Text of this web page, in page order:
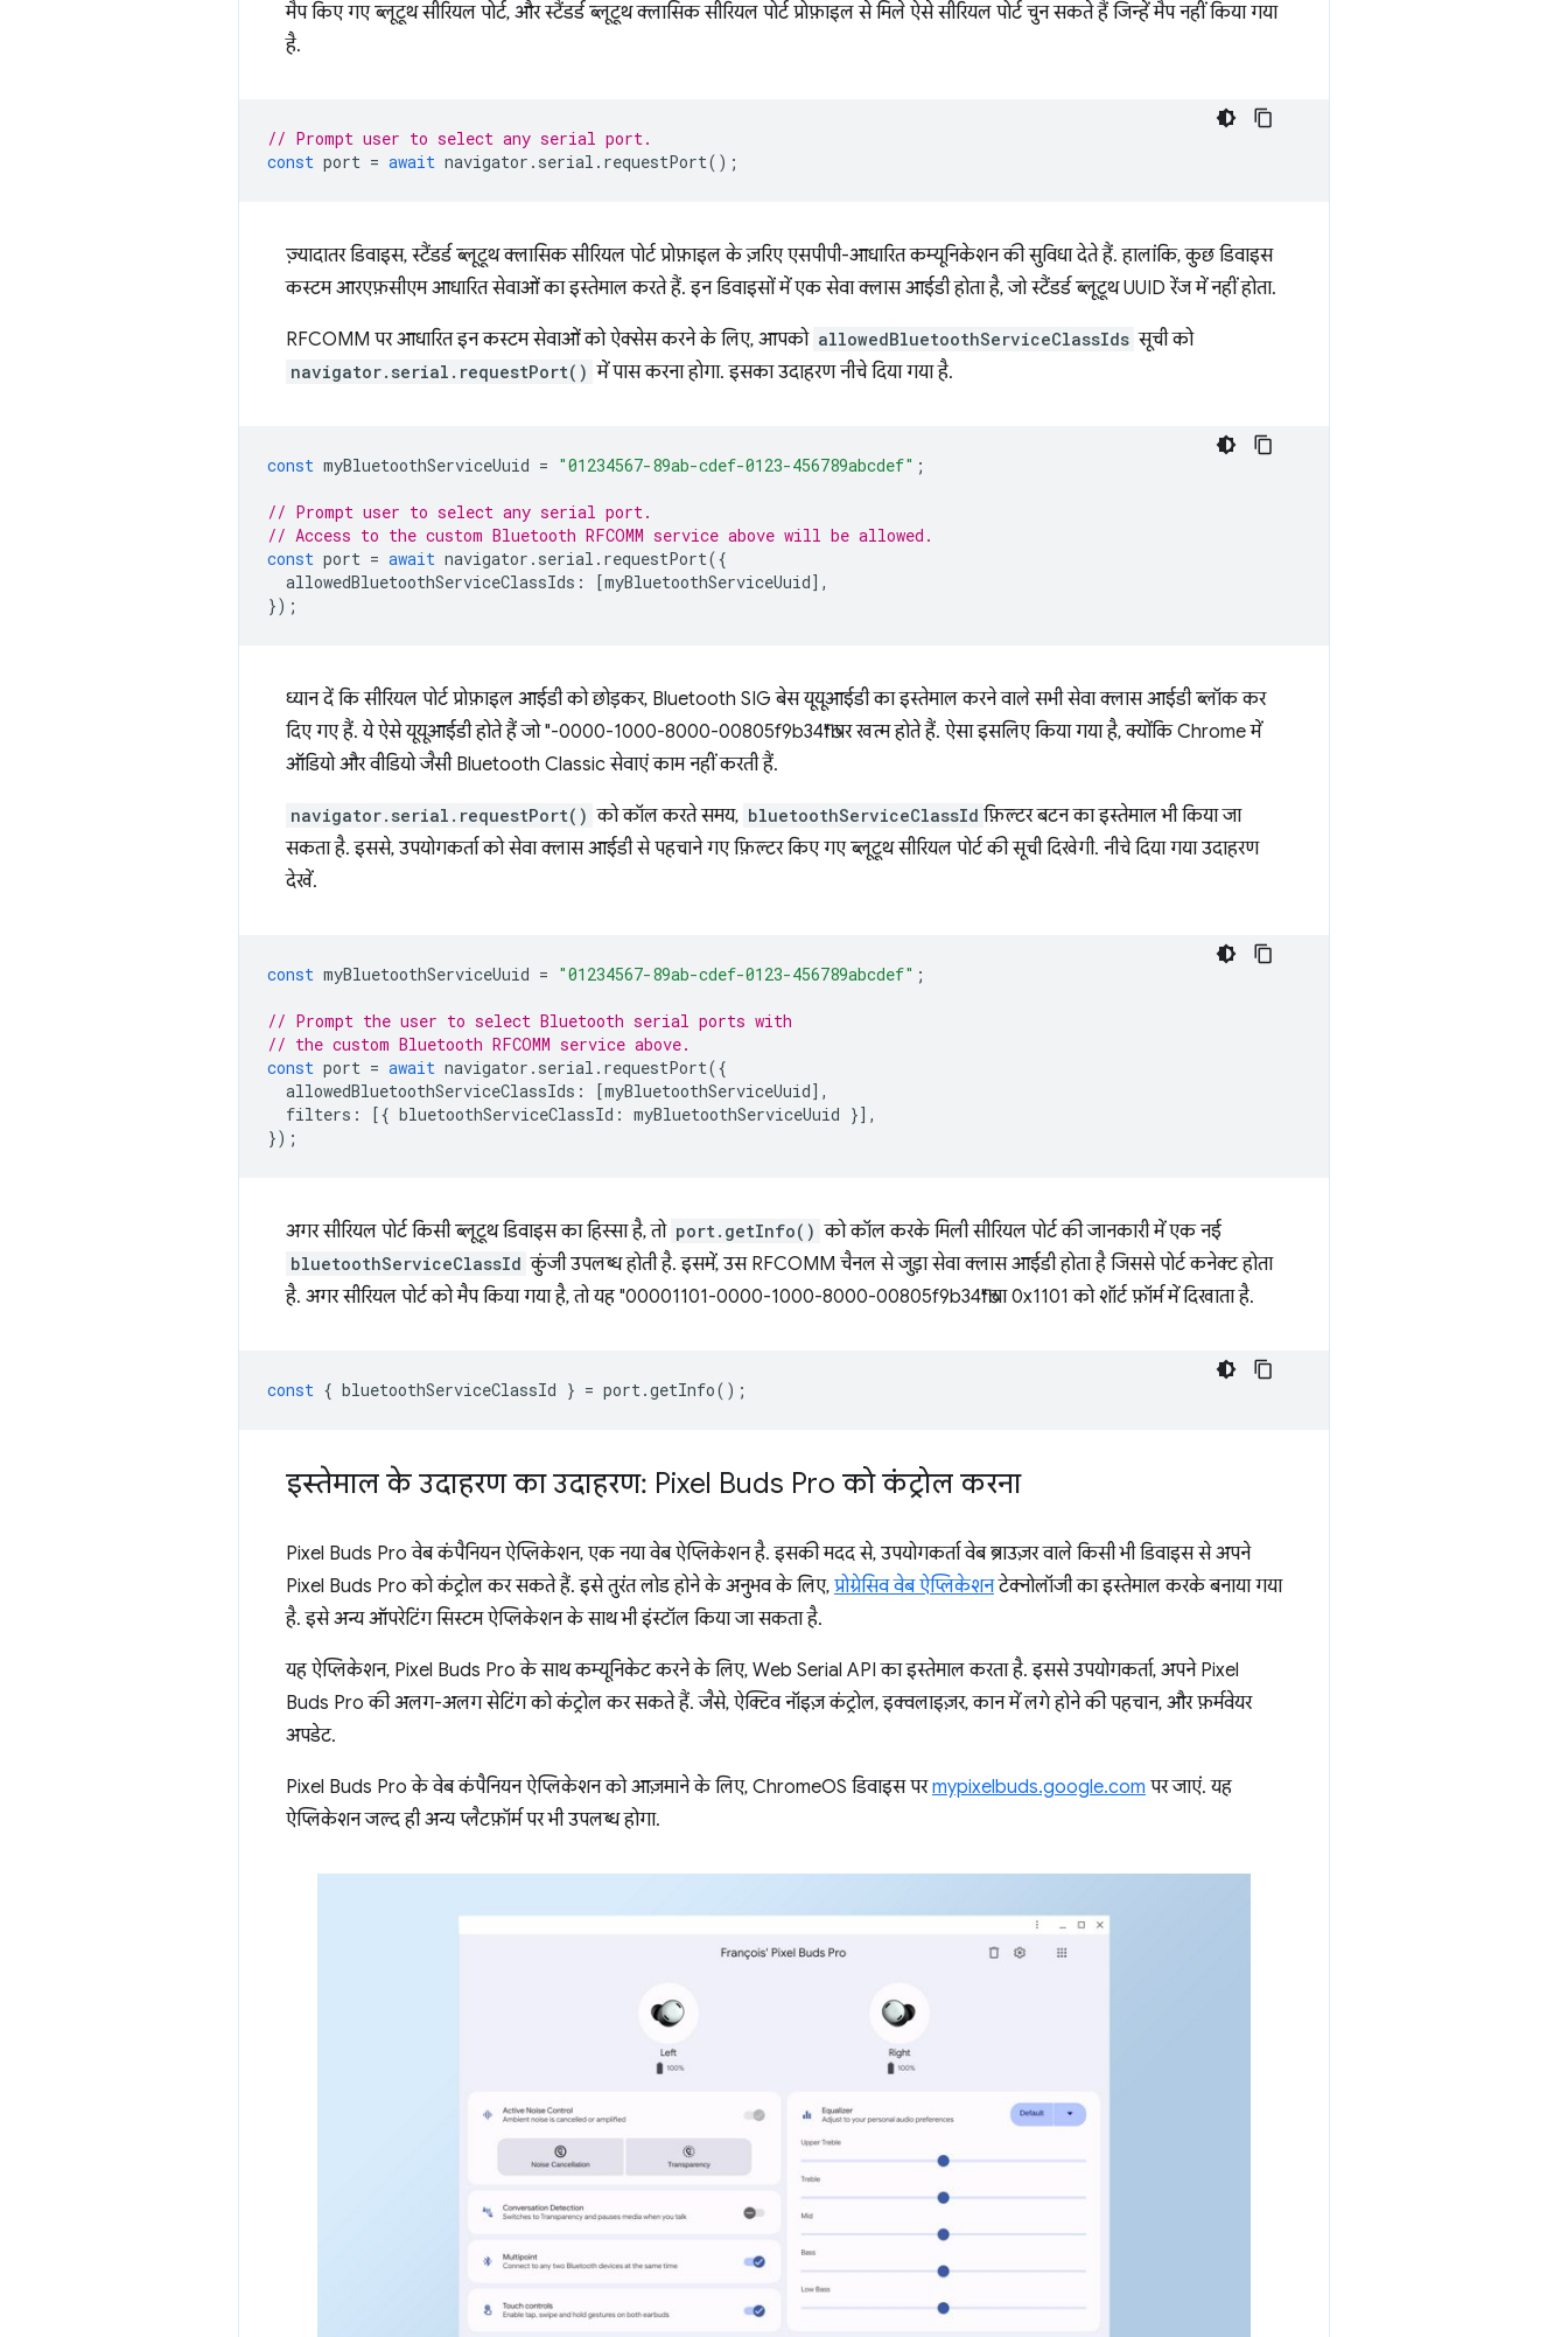
मैप किए गए ब्लूटूथ सीरियल पोर्ट, और स्टैंडर्ड ब्लूटूथ क्लासिक सीरियल पोर्ट प्रोफ़ाइल से मिले ऐसे सीरियल पोर्ट चुन सकते हैं जिन्हें मैप नहीं किया गया
है.
// Prompt user to select any serial port.
const port = await navigator . serial . requestPort();
ज़्यादातर डिवाइस, स्टैंडर्ड ब्लूटूथ क्लासिक सीरियल पोर्ट प्रोफ़ाइल के ज़रिए एसपीपी-आधारित कम्यूनिकेशन की सुविधा देते हैं. हालांकि, कुछ डिवाइस
कस्टम आरएफ़सीएम आधारित सेवाओं का इस्तेमाल करते हैं. इन डिवाइसों में एक सेवा क्लास आईडी होता है, जो स्टैंडर्ड ब्लूटूथ UUID रेंज में नहीं होता.
RFCOMM पर आधारित इन कस्टम सेवाओं को ऐक्सेस करने के लिए, आपको allowedBluetoothServiceClassIds सूची को
navigator.serial.requestPort() में पास करना होगा. इसका उदाहरण नीचे दिया गया है.
const myBluetoothServiceUuid = "01234567-89ab-cdef-0123-456789abcdef" ;
// Prompt user to select any serial port.
// Access to the custom Bluetooth RFCOMM service above will be allowed.
const port = await navigator . serial . requestPort({
allowedBluetoothServiceClassIds : [myBluetoothServiceUuid],
});
ध्यान दें कि सीरियल पोर्ट प्रोफ़ाइल आईडी को छोड़कर, Bluetooth SIG बेस यूयूआईडी का इस्तेमाल करने वाले सभी सेवा क्लास आईडी ब्लॉक कर
दिए गए हैं. ये ऐसे यूयूआईडी होते हैं जो "-0000-1000-8000-00805f9b34fb" पर खत्म होते हैं. ऐसा इसलिए किया गया है, क्योंकि Chrome में
ऑडियो और वीडियो जैसी Bluetooth Classic सेवाएं काम नहीं करती हैं.
navigator.serial.requestPort() को कॉल करते समय, bluetoothServiceClassId फ़िल्टर बटन का इस्तेमाल भी किया जा
सकता है. इससे, उपयोगकर्ता को सेवा क्लास आईडी से पहचाने गए फ़िल्टर किए गए ब्लूटूथ सीरियल पोर्ट की सूची दिखेगी. नीचे दिया गया उदाहरण
देखें.
const myBluetoothServiceUuid = "01234567-89ab-cdef-0123-456789abcdef" ;
// Prompt the user to select Bluetooth serial ports with
// the custom Bluetooth RFCOMM service above.
const port = await navigator . serial . requestPort({
allowedBluetoothServiceClassIds : [myBluetoothServiceUuid],
filters : [{ bluetoothServiceClassId : myBluetoothServiceUuid }],
});
अगर सीरियल पोर्ट किसी ब्लूटूथ डिवाइस का हिस्सा है, तो port.getInfo() को कॉल करके मिली सीरियल पोर्ट की जानकारी में एक नई
bluetoothServiceClassId कुंजी उपलब्ध होती है. इसमें, उस RFCOMM चैनल से जुड़ा सेवा क्लास आईडी होता है जिससे पोर्ट कनेक्ट होता
है. अगर सीरियल पोर्ट को मैप किया गया है, तो यह "00001101-0000-1000-8000-00805f9b34fb" या 0x1101 को शॉर्ट फ़ॉर्म में दिखाता है.
const { bluetoothServiceClassId } = port.getInfo();
इस्तेमाल के उदाहरण का उदाहरण: Pixel Buds Pro को कंट्रोल करना
Pixel Buds Pro वेब कंपैनियन ऐप्लिकेशन, एक नया वेब ऐप्लिकेशन है. इसकी मदद से, उपयोगकर्ता वेब ब्राउज़र वाले किसी भी डिवाइस से अपने
Pixel Buds Pro को कंट्रोल कर सकते हैं. इसे तुरंत लोड होने के अनुभव के लिए, प्रोग्रेसिव वेब ऐप्लिकेशनटेक्नोलॉजी का इस्तेमाल करके बनाया गया
है. इसे अन्य ऑपरेटिंग सिस्टम ऐप्लिकेशन के साथ भी इंस्टॉल किया जा सकता है.
यह ऐप्लिकेशन, Pixel Buds Pro के साथ कम्यूनिकेट करने के लिए, Web Serial API का इस्तेमाल करता है. इससे उपयोगकर्ता, अपने Pixel
Buds Pro की अलग-अलग सेटिंग को कंट्रोल कर सकते हैं. जैसे, ऐक्टिव नॉइज़ कंट्रोल, इक्वलाइज़र, कान में लगे होने की पहचान, और फ़र्मवेयर
अपडेट.
Pixel Buds Pro के वेब कंपैनियन ऐप्लिकेशन को आज़माने के लिए, ChromeOS डिवाइस परmypixelbuds.google.com पर जाएं. यह
ऐप्लिकेशन जल्द ही अन्य प्लैटफ़ॉर्म पर भी उपलब्ध होगा.